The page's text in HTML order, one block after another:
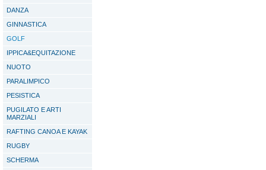
DANZA
GINNASTICA
GOLF
IPPICA&EQUITAZIONE
NUOTO
PARALIMPICO
PESISTICA
PUGILATO E ARTI
MARZIALI
RAFTING CANOA E KAYAK
RUGBY
SCHERMA